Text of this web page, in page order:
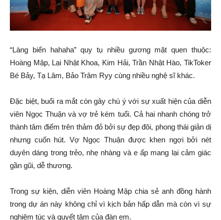
“Làng biển hahaha” quy tụ nhiều gương mặt quen thuộc:
Hoàng Mập, Lại Nhật Khoa, Kim Hải, Trần Nhật Hào, TikToker
Bé Bảy, Tạ Lâm, Bảo Trâm Ryy cùng nhiều nghệ sĩ khác.
Đặc biệt, buổi ra mắt còn gây chú ý với sự xuất hiện của diễn
viên Ngọc Thuận và vợ trẻ kém tuổi. Cả hai nhanh chóng trở
thành tâm điểm trên thảm đỏ bởi sự đẹp đôi, phong thái giản dị
nhưng cuốn hút. Vợ Ngọc Thuận được khen ngợi bởi nét
duyên dáng trong trẻo, nhẹ nhàng và e ấp mang lại cảm giác
gần gũi, dễ thương.
Trong sự kiện, diễn viên Hoàng Mập chia sẻ anh đồng hành
trong dự án này không chỉ vì kịch bản hấp dẫn mà còn vì sự
nghiêm túc và quyết tâm của đàn em.